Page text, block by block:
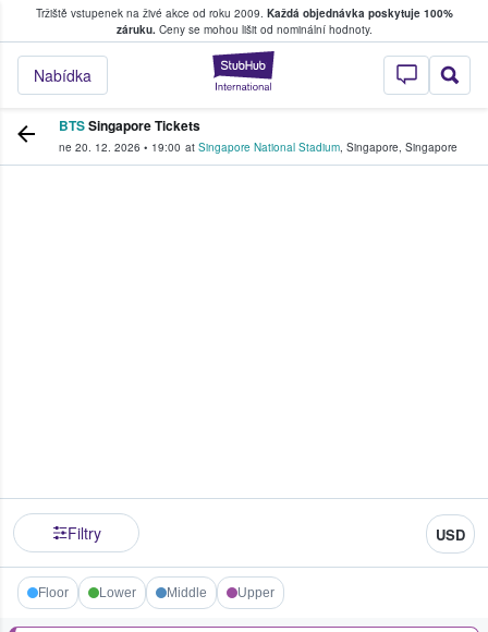
Tržiště vstupenek na živé akce od roku 2009. Každá objednávka poskytuje 100%
záruku.Ceny se mohou lišit od nominální hodnoty.
StubHub –
Nabídka
kde fanoušci kupují a prodávají vstupenky
BTSSingapore Tickets
ne 20. 12. 2026 • 19:00 at Singapore National Stadium, Singapore, Singapore
Filtry USD
Floor Lower Middle Upper